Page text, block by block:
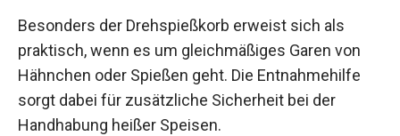
Besonders der Drehspießkorb erweist sich als
praktisch, wenn es um gleichmäßiges Garen von
Hähnchen oder Spießen geht. Die Entnahmehilfe
sorgt dabei für zusätzliche Sicherheit bei der
Handhabung heißer Speisen.